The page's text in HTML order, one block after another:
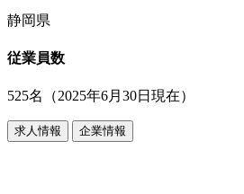
静岡県
従業員数
525名（2025年6月30日現在）
求人情報 企業情報